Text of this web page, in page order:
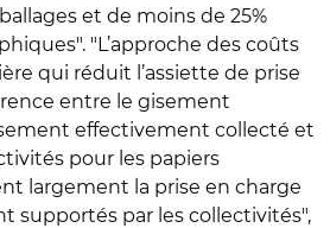
et de moins de 25%
"L’approche des coûts
qui réduit l’assiette de prise
entre le gisement
effectivement collecté et
pour les papiers
largement la prise en charge
supportés par les collectivités",